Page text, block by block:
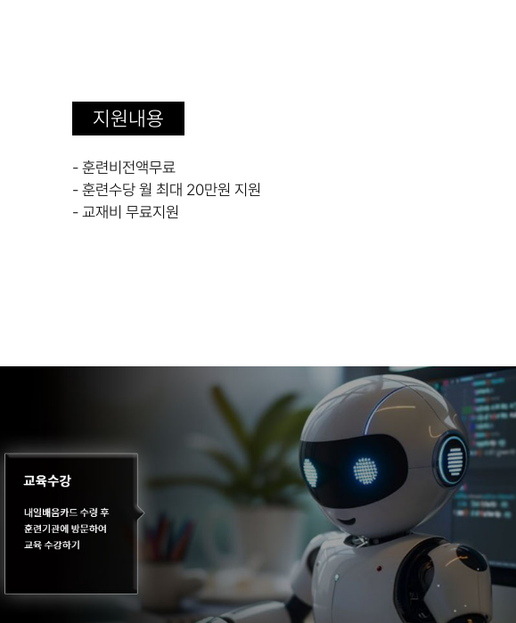
지원내용
- 훈련비전액무료
- 훈련수당 월 최대 20만원 지원
- 교재비 무료지원